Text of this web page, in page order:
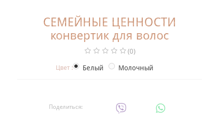
Помощь покупателю
Интересное о крещении ребенка
ИМЕННАЯ ВЫШИВКА
СЕМЕЙНЫЕ ЦЕННОСТИ
конвертик для волос
(0)
Цвет : Белый Молочный
Поделиться: